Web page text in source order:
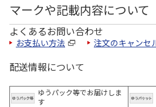
マークや記載内容について
よくあるお問い合わせ
お支払い方法 注文のキャンセ
配送情報について
ゆうパック等でお届けしま
す